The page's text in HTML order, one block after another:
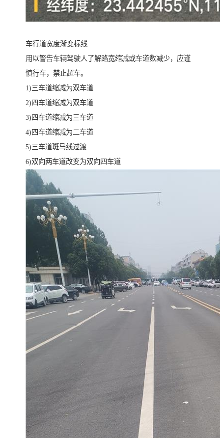
车行道宽度渐变标线
用以警告车辆驾驶人了解路宽缩减或车道数减少，应谨
慎行车，禁止超车。
1)三车道缩减为双车道
2)四车道缩减为双车道
3)四车道缩减为三车道
4)四车道缩减为二车道
5)三车道斑马线过渡
6)双向两车道改变为双向四车道